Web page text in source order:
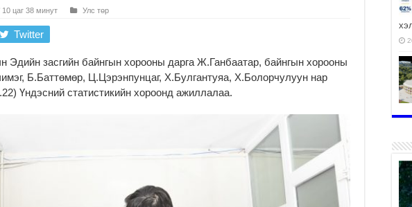
цаг 38 минут Улс төр
Twitter
Эдийн засгийн байнгын хорооны дарга Ж.Ганбаатар, байнгын хорооны
Б.Баттөмөр, Ц.Цэрэнпунцаг, Х.Булгантуяа, Х.Болорчулуун нар
Үндэсний статистикийн хороонд ажиллалаа.